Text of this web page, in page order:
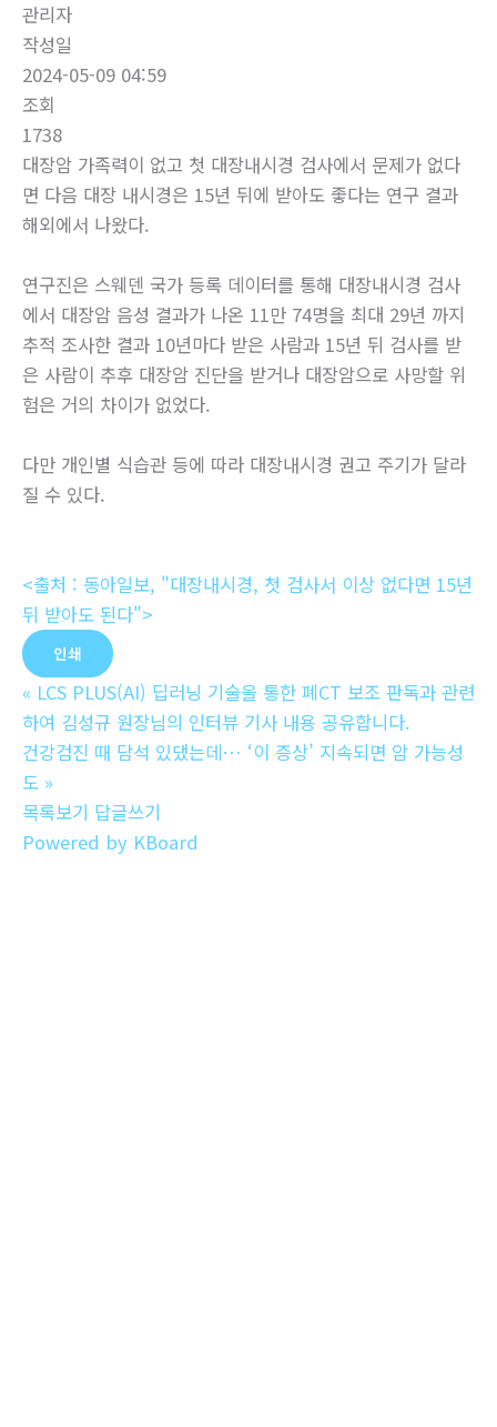
관리자
작성일
2024-05-09 04:59
조회
1738
대장암 가족력이 없고 첫 대장내시경 검사에서 문제가 없다
면 다음 대장 내시경은 15년 뒤에 받아도 좋다는 연구 결과
해외에서 나왔다.
연구진은 스웨덴 국가 등록 데이터를 통해 대장내시경 검사
에서 대장암 음성 결과가 나온 11만 74명을 최대 29년 까지
추적 조사한 결과 10년마다 받은 사람과 15년 뒤 검사를 받
은 사람이 추후 대장암 진단을 받거나 대장암으로 사망할 위
험은 거의 차이가 없었다.
다만 개인별 식습관 등에 따라 대장내시경 권고 주기가 달라
질 수 있다.
<출처 : 동아일보, "대장내시경, 첫 검사서 이상 없다면 15년
뒤 받아도 된다">
인쇄
« LCS PLUS(AI) 딥러닝 기술을 통한 폐CT 보조 판독과 관련
하여 김성규 원장님의 인터뷰 기사 내용 공유합니다.
건강검진 때 담석 있댔는데… ‘이 증상’ 지속되면 암 가능성
도 »
목록보기 답글쓰기
Powered by KBoard